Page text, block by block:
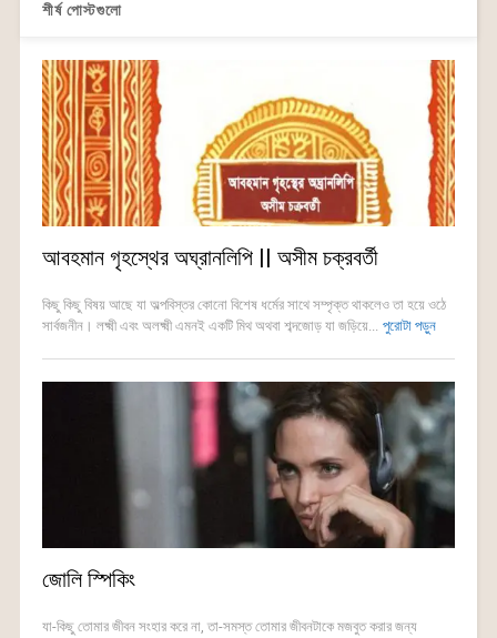
শীর্ষ পোস্টগুলো
আবহমান গৃহস্থের অঘ্রানলিপি || অসীম চক্রবর্তী
কিছু কিছু বিষয় আছে যা অল্পবিস্তর কোনো বিশেষ ধর্মের সাথে সম্পৃক্ত থাকলেও তা হয়ে ওঠে
সার্বজনীন। লক্ষ্মী এবং অলক্ষ্মী এমনই একটি মিথ অথবা শব্দজোড় যা জড়িয়ে... পুরোটা পড়ুন
জোলি স্পিকিং
যা-কিছু তোমার জীবন সংহার করে না, তা-সমস্ত তোমার জীবনটাকে মজবুত করার জন্য